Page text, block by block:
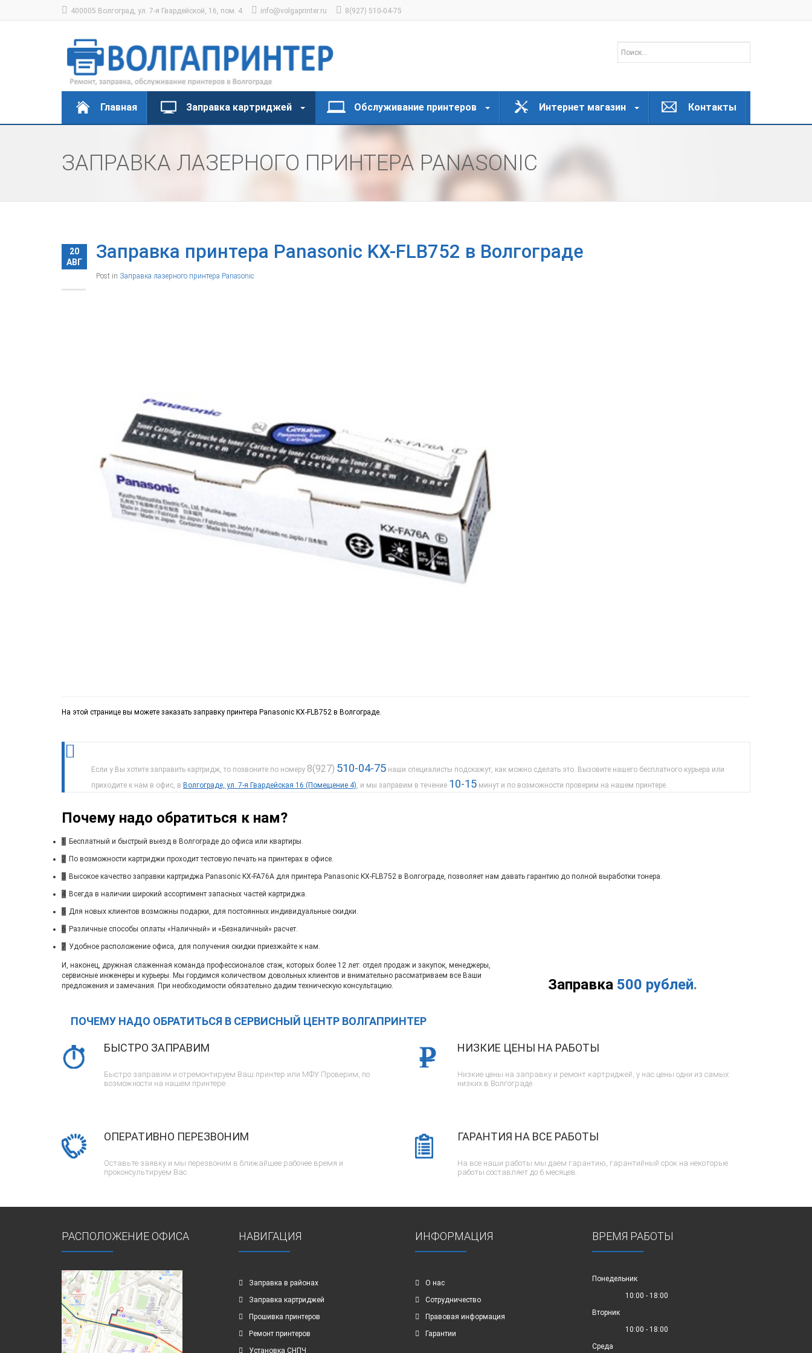
400005 Волгоград, ул. 7-я Гвардейской, 16, пом. 4 info@volgaprinter.ru 8(927) 510-04-75
Главная Заправка картриджей Обслуживание принтеров Интернет магазин Контакты
ЗАПРАВКА ЛАЗЕРНОГО ПРИНТЕРА PANASONIC
20
АВГ
Заправка принтера Panasonic KX-FLB752 в Волгограде
Post in Заправка лазерного принтера Panasonic
На этой странице вы можете заказать заправку принтера Panasonic KX-FLB752 в Волгограде.
Если у Вы хотите заправить картридж, то позвоните по номеру 8(927) 510-04-75 наши специалисты подскажут, как можно сделать это. Вызовите нашего бесплатного курьера или
приходите к нам в офис, в Волгограде, ул. 7-я Гвардейская 16 (Помещение 4), и мы заправим в течение 10-15 минут и по возможности проверим на нашем принтере.
Почему надо обратиться к нам?
1 Бесплатный и быстрый выезд в Волгограде до офиса или квартиры.
2 По возможности картриджи проходит тестовую печать на принтерах в офисе.
3 Высокое качество заправки картриджа Panasonic KX-FA76A для принтера Panasonic KX-FLB752 в Волгограде, позволяет нам давать гарантию до полной выработки тонера.
4 Всегда в наличии широкий ассортимент запасных частей картриджа.
5 Для новых клиентов возможны подарки, для постоянных индивидуальные скидки.
6 Различные способы оплаты «Наличный» и «Безналичный» расчет.
7 Удобное расположение офиса, для получения скидки приезжайте к нам.
Заправка 500 рублей.
И, наконец, дружная слаженная команда профессионалов стаж, которых более 12 лет: отдел продаж и закупок, менеджеры,
сервисные инженеры и курьеры. Мы гордимся количеством довольных клиентов и внимательно рассматриваем все Ваши
предложения и замечания. При необходимости обязательно дадим техническую консультацию.
ПОЧЕМУ НАДО ОБРАТИТЬСЯ В СЕРВИСНЫЙ ЦЕНТР ВОЛГАПРИНТЕР
БЫСТРО ЗАПРАВИМ
Быстро заправим и отремонтируем Ваш принтер или МФУ. Проверим, по
возможности на нашем принтере.
ОПЕРАТИВНО ПЕРЕЗВОНИМ
Оставьте заявку и мы перезвоним в ближайшее рабочее время и
проконсультируем Вас.
НИЗКИЕ ЦЕНЫ НА РАБОТЫ
Низкие цены на заправку и ремонт картриджей, у нас цены одни из самых
низких в Волгограде.
ГАРАНТИЯ НА ВСЕ РАБОТЫ
На все наши работы мы даем гарантию, гарантийный срок на некоторые
работы составляет до 6 месяцев.
РАСПОЛОЖЕНИЕ ОФИСА НАВИГАЦИЯ
Заправка в районах
Заправка картриджей
Прошивка принтеров
Ремонт принтеров
Установка СНПЧ
ИНФОРМАЦИЯ
О нас
Сотрудничество
Правовая информация
Гарантии
ВРЕМЯ РАБОТЫ
Понедельник
10:00 - 18:00
Вторник
10:00 - 18:00
Среда